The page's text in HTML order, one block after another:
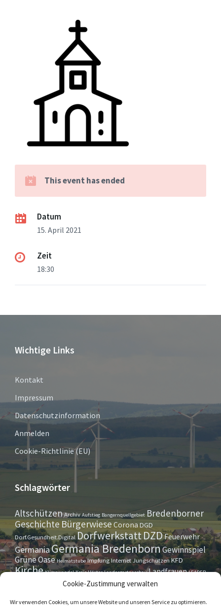
Cookie-Zustimmung verwalten
Wir verwenden Cookies, um unsere Website und unseren Service zu optimieren.
This event has ended
Datum
15. April 2021
Zeit
18:30
Wichtige Links
Kontakt
Impressum
Datenschutzinformation
Anmelden
Cookie-Richtlinie (EU)
Schlagwörter
AltschützenArchiv Aufstieg Bangernquellgebiet Bredenborner
Geschichte Bürgerwiese CoronaDGD
Dorf.Gesundheit.Digital DorfwerkstattDZDFeuerwehr
GermaniaGermania BredenbornGewinnspiel
Grüne Oase Heimatstube ImpfungInternetJungschützenKFD
Kirche Klimawandel Kreis Höxter Landesgartenschau Landfrauen LEADER
Maurer- u. HandwerkervereinOktoberfest
Straßensperrung Tennis Theatergruppe Tipps & Tricks